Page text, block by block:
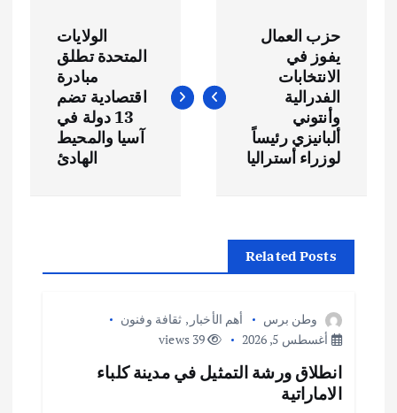
ص
م
حزب العمال
يفوز في
الانتخابات
الفدرالية
وأنتوني
ألبانيزي رئيساً
لوزراء أستراليا
الولايات
المتحدة تطلق
مبادرة
اقتصادية تضم
13 دولة في
آسيا والمحيط
الهادئ
Related Posts
وطن برس أهم الأخبار , ثقافة وفنون
أغسطس 5, 2026
39 views
انطلاق ورشة التمثيل في مدينة كلباء
الاماراتية